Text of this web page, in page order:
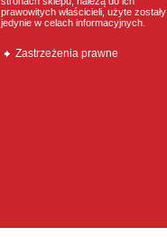
prawowitych właścicieli, użyte zostały
jedynie w celach informacyjnych.
Zastrzeżenia prawne